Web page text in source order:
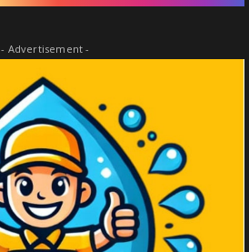
- Advertisement -